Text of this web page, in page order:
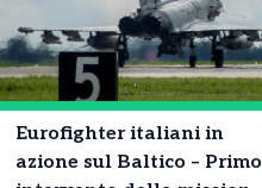
Eurofighter italiani in
azione sul Baltico – Primo